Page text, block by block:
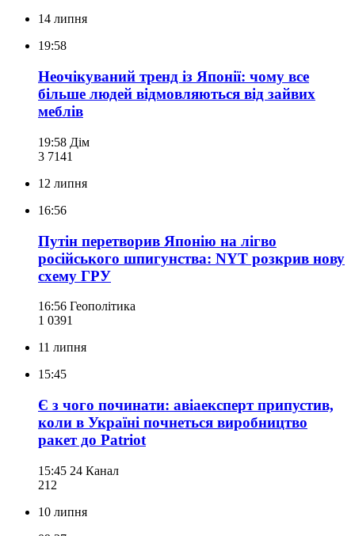
14 липня
19:58
Неочікуваний тренд із Японії: чому все
більше людей відмовляються від зайвих
меблів
19:58 Дім
3 7141
12 липня
16:56
Путін перетворив Японію на лігво
російського шпигунства: NYT розкрив нову
схему ГРУ
16:56 Геополітика
1 0391
11 липня
15:45
Є з чого починати: авіаексперт припустив,
коли в Україні почнеться виробництво
ракет до Patriot
15:45 24 Канал
212
10 липня